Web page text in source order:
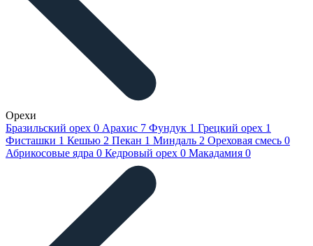
Орехи
Бразильский орех 0 Арахис 7 Фундук 1 Грецкий орех 1
Фисташки 1 Кешью 2 Пекан 1 Миндаль 2 Ореховая смесь 0
Абрикосовые ядра 0 Кедровый орех 0 Макадамия 0